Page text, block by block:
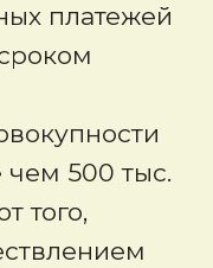
платежей
чем 500 тыс.
того,